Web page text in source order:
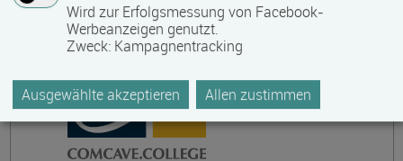
Wird zur Erfolgsmessung von Facebook-
Werbeanzeigen genutzt.
Zweck: Kampagnentracking
Ausgewählte akzeptieren Allen zustimmen